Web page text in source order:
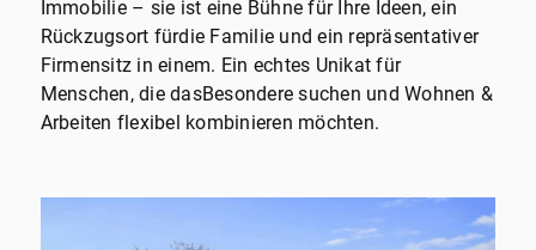
Immobilie – sie ist eine Bühne für Ihre Ideen, ein
Rückzugsort fürdie Familie und ein repräsentativer
Firmensitz in einem. Ein echtes Unikat für
Menschen, die dasBesondere suchen und Wohnen &
Arbeiten flexibel kombinieren möchten.